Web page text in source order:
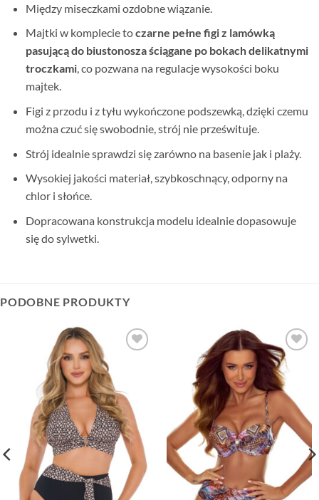
Między miseczkami ozdobne wiązanie.
Majtki w komplecie toczarne pełne figi z lamówką
pasującą do biustonoszaściągane po bokach delikatnymi
troczkami, co pozwana na regulacje wysokości boku
majtek.
Figi z przodu i z tyłu wykończone podszewką, dzięki czemu
można czuć się swobodnie, strój nie prześwituje.
Strój idealnie sprawdzi się zarówno na basenie jak i plaży.
Wysokiej jakości materiał, szybkoschnący, odporny na
chlor i słońce.
Dopracowana konstrukcja modelu idealnie dopasowuje
się do sylwetki.
PODOBNE PRODUKTY